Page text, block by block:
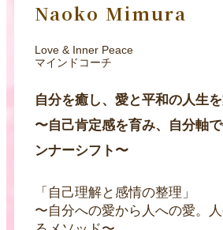
Naoko Mimura
Love & Inner Peace
マインドコーチ
自分を癒し、愛と平和の人生を
〜自己肯定感を育み、自分軸
ンナーシフト〜
「自己理解と感情の整理」
〜自分への愛から人への愛。